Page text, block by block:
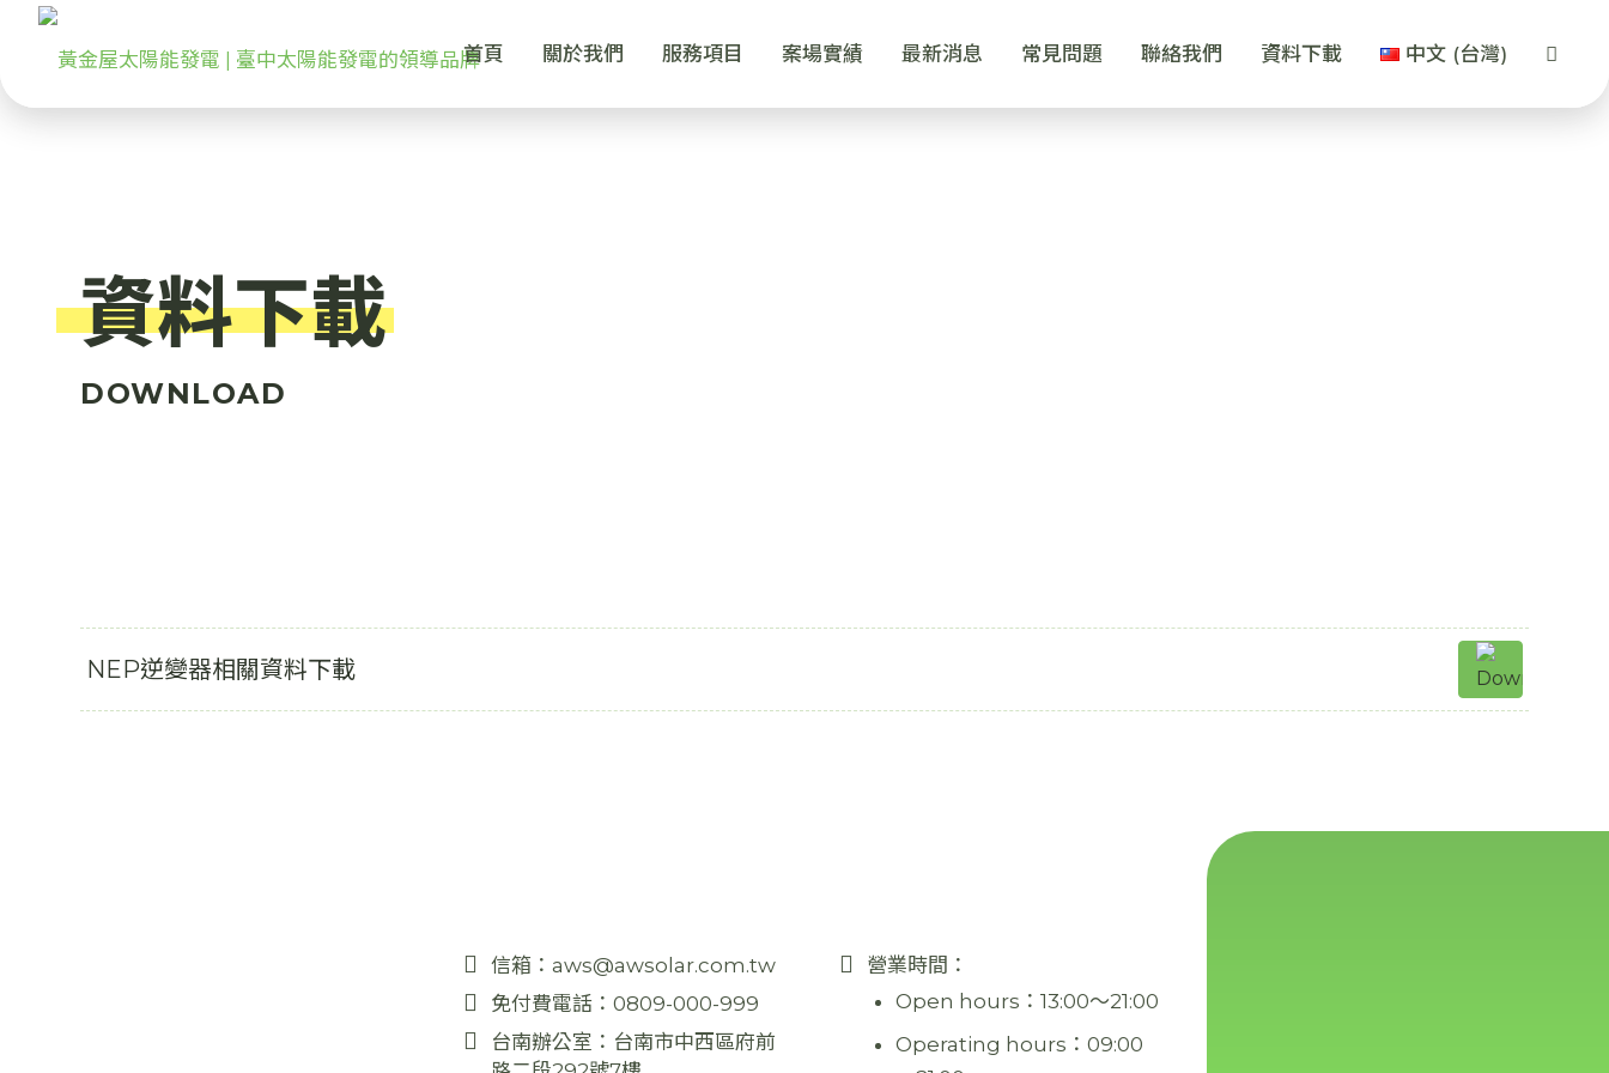
首頁 關於我們 服務項目 案場實績 最新消息 常見問題 聯絡我們 資料下載 中文 (台灣)
資料下載
DOWNLOAD
NEP逆變器相關資料下載
信箱： aws@awsolar.com.tw
免付費電話： 0809-000-999
台南辦公室： 台南市中西區府前
營業時間：
Open hours：13:00～21:00
Operating hours：09:00